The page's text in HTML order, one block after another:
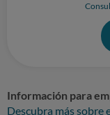
Información para
Descubra más sobre